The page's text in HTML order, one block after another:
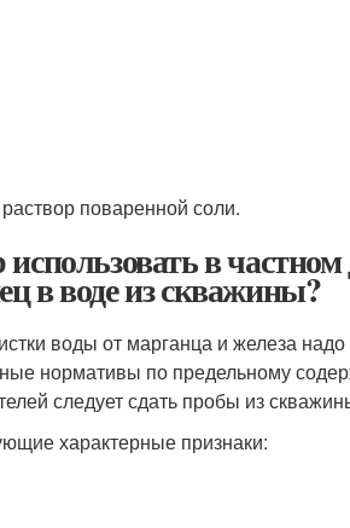
поваренной соли.
в
в воде из скважины?
воды от марганца и железа надо
нормативы по предельному
следует сдать пробы из
характерные признаки: